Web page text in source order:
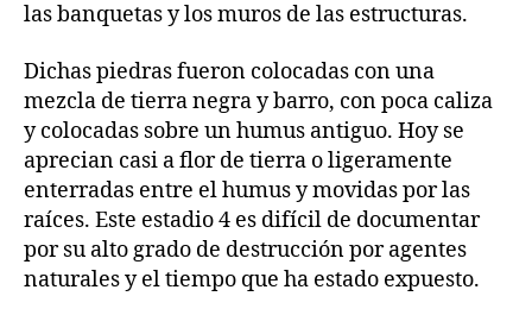
las banquetas y los muros de las estructuras.
Dichas piedras fueron colocadas con una
mezcla de tierra negra y barro, con poca caliza
y colocadas sobre un humus antiguo. Hoy se
aprecian casi a flor de tierra o ligeramente
enterradas entre el humus y movidas por las
raíces. Este estadio 4 es difícil de documentar
por su alto grado de destrucción por agentes
naturales y el tiempo que ha estado expuesto.